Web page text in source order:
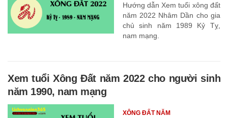
Hướng dẫn Xem tuổi xông đất
năm 2022 Nhâm Dần cho gia
chủ sinh năm 1989 Kỷ Tỵ,
nam mạng.
Xem tuổi Xông Đất năm 2022 cho người sinh
năm 1990, nam mạng
XÔNG ĐẤT NĂM